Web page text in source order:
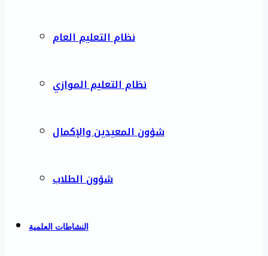
نظام التعليم العام
نظام التعليم الموازي
شؤون المعيدين والإكمال
شؤون الطلاب
النشاطات العلمية